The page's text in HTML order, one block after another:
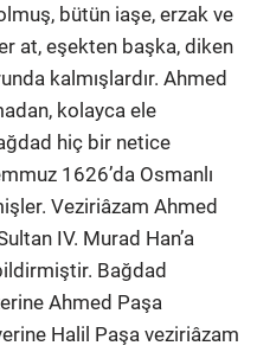
bütün iaşe, erzak ve
at, eşekten başka, diken
kalmışlardır. Ahmed
kolayca ele
hiç bir netice
1626’da Osmanlı
Veziriâzam Ahmed
IV. Murad Han’a
Bağdad
Ahmed Paşa
Halil Paşa veziriâzam